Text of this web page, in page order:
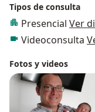
Tipos de consulta
Presencial Ver
Videoconsulta
Fotos y videos